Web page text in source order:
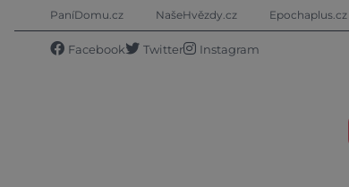
PaníDomu.cz NašeHvězdy.cz Epochaplus.cz
Facebook Twitter Instagram